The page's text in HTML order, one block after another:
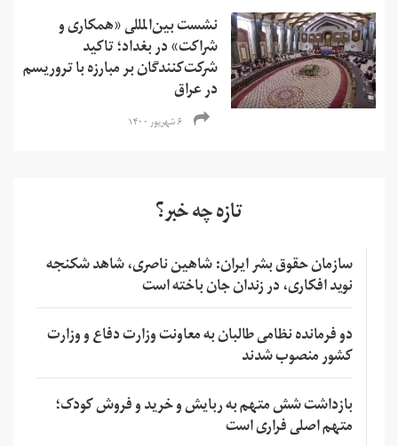
نشست بین‌المللی «‌همکاری و
شراکت» در بغداد؛ تاکید
شرکت‌کنندگان بر مبارزه با تروریسم
در عراق
۶ شهریور ۱۴۰۰
تازه چه خبر؟
سازمان حقوق بشر ایران: شاهین ناصری، شاهد شکنجه
نوید افکاری، در زندان جان باخته است
دو فرمانده نظامی طالبان به معاونت وزارت دفاع و وزارت
کشور منصوب شدند
بازداشت شش متهم به ربایش و خرید و فروش کودک؛
متهم اصلی فراری است